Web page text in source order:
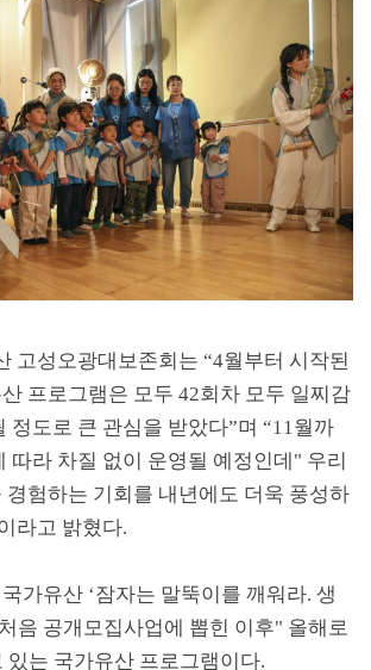
고성오광대보존회는 “4월부터 시작된
프로그램은 모두 42회차 모두 일찌감
정도로 큰 관심을 받았다”며 “11월까
따라 차질 없이 운영될 예정인데 " 우리
경험하는 기회를 내년에도 더욱 풍성하
라고 밝혔다.
가유산 ‘잠자는 말뚝이를 깨워라. 생
음 공개모집사업에 뽑힌 이후" 올해로
있는 국가유산 프로그램이다.